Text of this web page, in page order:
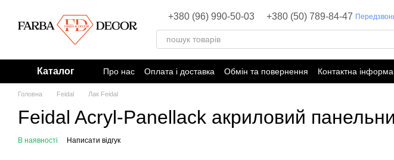
+380 (96) 990-50-03 +380 (50) 789-84-47
Каталог Про нас Оплата і доставка Обмін та повернення Контактна
Головна Feidal Лак Feidal
Feidal Acryl-Panellack акриловий
В наявності Написати відгук